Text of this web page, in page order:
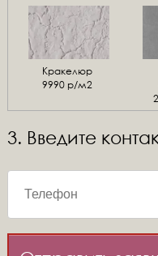
Кракелюр
9990 р/м2
3. Введите